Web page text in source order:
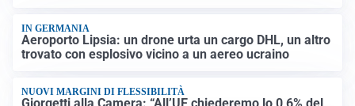
IN GERMANIA
Aeroporto Lipsia: un drone urta un cargo DHL, un altro
trovato con esplosivo vicino a un aereo ucraino
NUOVI MARGINI DI FLESSIBILITÀ